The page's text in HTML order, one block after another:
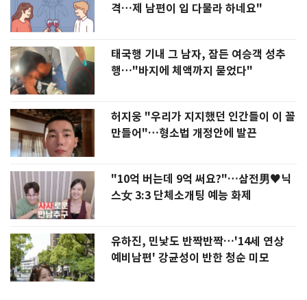
격…제 남편이 입 다물라 하네요"
태국행 기내 그 남자, 잠든 여승객 성추
행…"바지에 체액까지 묻었다"
허지웅 "우리가 지지했던 인간들이 이 꼴
만들어"…형소법 개정안에 발끈
"10억 버는데 9억 써요?"…삼전男♥닉
스女 3:3 단체소개팅 예능 화제
유하진, 민낯도 반짝반짝…'14세 연상
예비남편' 강균성이 반한 청순 미모